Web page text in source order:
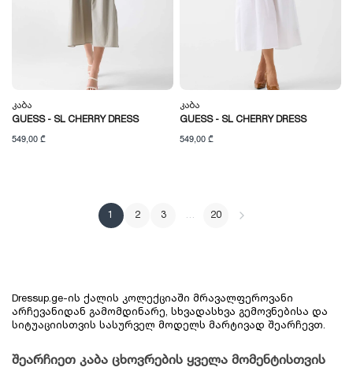
Კაბა
GUESS - SL CHERRY DRESS
549,00 ₾
Კაბა
GUESS - SL CHERRY DRESS
549,00 ₾
1 2 3 … 20
Dressup.ge-ის ქალის კოლექციაში მრავალფეროვანი
არჩევანიდან გამომდინარე, სხვადასხვა გემოვნებისა და
სიტუაციისთვის სასურველ მოდელს მარტივად შეარჩევთ.
შეარჩიეთ კაბა ცხოვრების ყველა მომენტისთვის